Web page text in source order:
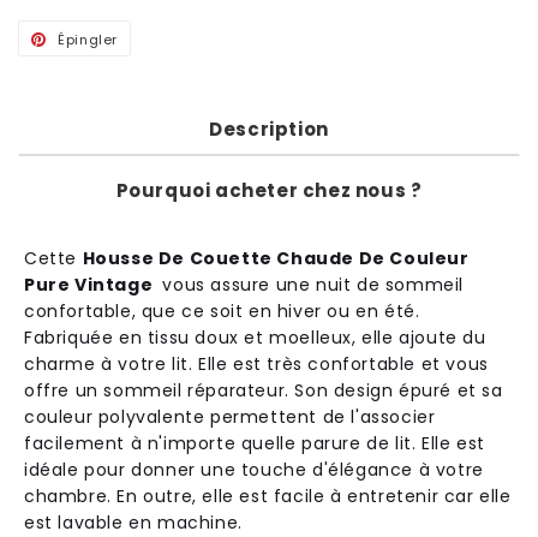
Épingler
Description
Pourquoi acheter chez nous ?
Cette Housse De Couette Chaude De Couleur
Pure Vintage vous assure une nuit de sommeil
confortable, que ce soit en hiver ou en été.
Fabriquée en tissu doux et moelleux, elle ajoute du
charme à votre lit. Elle est très confortable et vous
offre un sommeil réparateur. Son design épuré et sa
couleur polyvalente permettent de l'associer
facilement à n'importe quelle parure de lit. Elle est
idéale pour donner une touche d'élégance à votre
chambre. En outre, elle est facile à entretenir car elle
est lavable en machine.